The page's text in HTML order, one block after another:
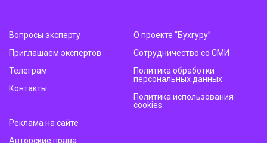
Вопросы эксперту
Приглашаем экспертов
Телеграм
Контакты
О проекте “Бухгуру”
Сотрудничество со СМИ
Политика обработки
персональных данных
Политика использования
cookies
Реклама на сайте
Авторские права